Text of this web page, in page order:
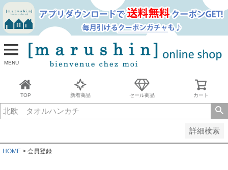
MENU
TOP 新着商品 セール商品 カート
詳細検索
並び順
新着順
古い順
価格が安い順
価格が高い順
キーワードヒット順
HOME 会員登録